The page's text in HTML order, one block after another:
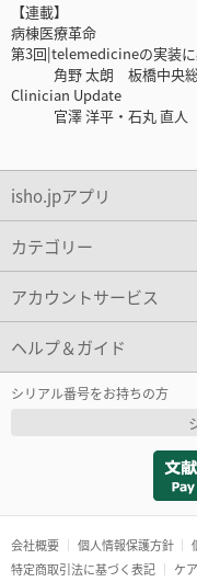
【連載】
病棟医療革命
第3回|telemedicineの実装
角野 太朗 板橋中央総
Clinician Update
官澤 洋平・石丸 直人
isho.jpアプリ
カテゴリー
アカウントサービス
ヘルプ＆ガイド
シリアル番号をお持ちの方
会社概要 個人情報保護方針
特定商取引法に基づく表記
ケ